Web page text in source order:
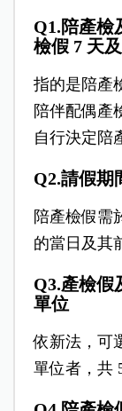
Q1.陪產檢
檢假 7 天
指的是陪產
陪伴配偶產
自行決定陪
Q2.請假期
陪產檢假需
的當日及其
Q3.產檢假
單位
依新法，可
單位者，共